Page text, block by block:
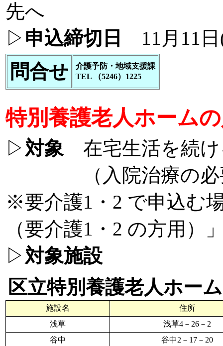
先へ
▷ 申込締切日
11月11日
問合せ
介護予防・地域支援課
TEL （5246）1225
特別養護老人ホーム
▷対象在宅生活を続け
（入院治療の必要な
※要介護1・2 で申込む
（要介護1・2 の方用）
▷対象施設
区立特別養護老人ホーム
施設名
住所
浅草
浅草4－26－2
谷中
谷中2－17－20